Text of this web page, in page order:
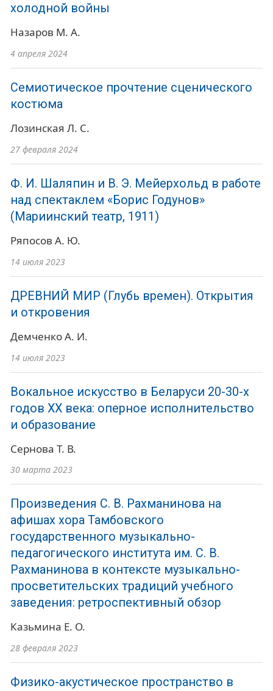
холодной войны
Назаров М. А.
4 апреля 2024
Семиотическое прочтение сценического
костюма
Лозинская Л. С.
27 февраля 2024
Ф. И. Шаляпин и В. Э. Мейерхольд в работе
над спектаклем «Борис Годунов»
(Мариинский театр, 1911)
Ряпосов А. Ю.
14 июля 2023
ДРЕВНИЙ МИР (Глубь времен). Открытия
и откровения
Демченко А. И.
14 июля 2023
Вокальное искусство в Беларуси 20-30-х
годов ХХ века: оперное исполнительство
и образование
Сернова Т. В.
30 марта 2023
Произведения С. В. Рахманинова на
афишах хора Тамбовского
государственного музыкально-
педагогического института им. С. В.
Рахманинова в контексте музыкально-
просветительских традиций учебного
заведения: ретроспективный обзор
Казьмина Е. О.
28 февраля 2023
Физико-акустическое пространство в